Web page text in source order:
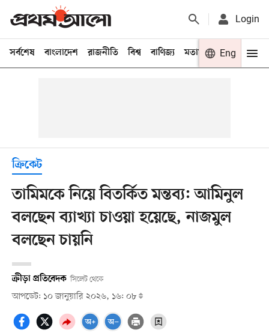
Login
সর্বশেষ বাংলাদেশ রাজনীতি বিশ্ব বাণিজ্য মতামত খেলা
Eng
ক্রিকেট
তামিমকে নিয়ে বিতর্কিত মন্তব্য: আমিনুল
বলছেন ব্যাখ্যা চাওয়া হয়েছে, নাজমুল
বলছেন চায়নি
ক্রীড়া প্রতিবেদক সিলেট থেকে
আপডেট: ১০ জানুয়ারি ২০২৬, ১৬: ০৮